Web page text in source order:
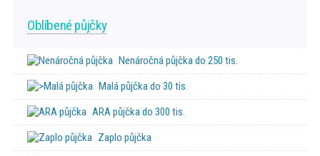
Oblíbené půjčky
Nenáročná půjčka do 250 tis.
Malá půjčka do 30 tis.
ARA půjčka do 300 tis.
Zaplo půjčka